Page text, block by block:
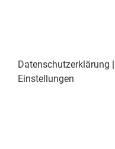
Datenschutzerklärung
Einstellungen